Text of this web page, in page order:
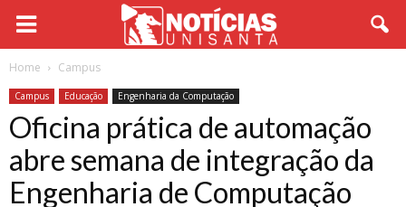
Home Campus
Campus Educação Engenharia da Computação
Oficina prática de automação
abre semana de integração da
Engenharia de Computação